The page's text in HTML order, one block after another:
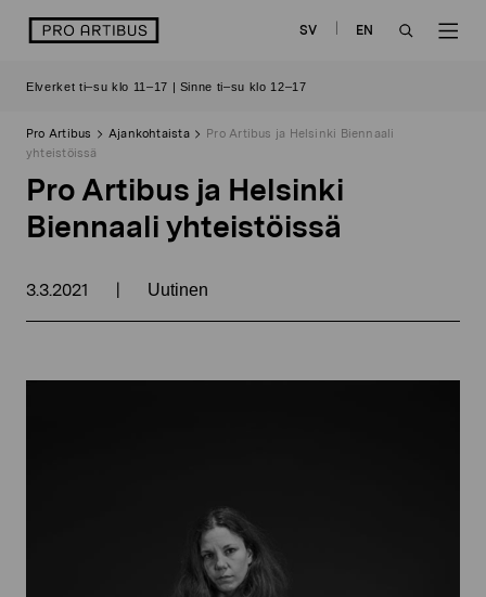
sisältöön
logo SV
EN
Elverket ti–su klo 11–17 | Sinne ti–su klo 12–17
Pro Artibus Ajankohtaista
Pro Artibus ja Helsinki Biennaali
yhteistöissä
Pro Artibus ja Helsinki
Biennaali yhteistöissä
3.3.2021 | Uutinen